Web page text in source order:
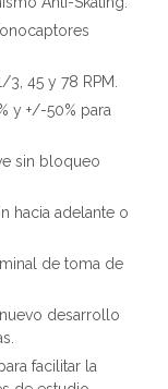
45 y 78 RPM.
y +/-50% para
sin bloqueo
hacia adelante o
de toma de
desarrollo
facilitar la